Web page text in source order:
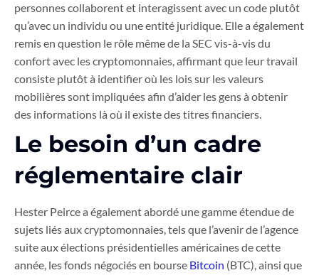
personnes collaborent et interagissent avec un code plutôt
qu’avec un individu ou une entité juridique. Elle a également
remis en question le rôle même de la SEC vis-à-vis du
confort avec les cryptomonnaies, affirmant que leur travail
consiste plutôt à identifier où les lois sur les valeurs
mobilières sont impliquées afin d’aider les gens à obtenir
des informations là où il existe des titres financiers.
Le besoin d’un cadre
réglementaire clair
Hester Peirce a également abordé une gamme étendue de
sujets liés aux cryptomonnaies, tels que l’avenir de l’agence
suite aux élections présidentielles américaines de cette
année, les fonds négociés en bourse Bitcoin (BTC), ainsi que